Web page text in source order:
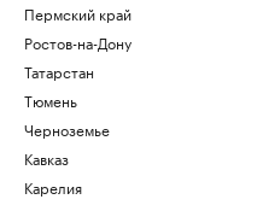
Пермский край
Ростов-на-Дону
Татарстан
Тюмень
Черноземье
Кавказ
Карелия